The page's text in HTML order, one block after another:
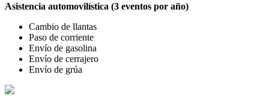
Asistencia automovilística (3 eventos por año)
Cambio de llantas
Paso de corriente
Envío de gasolina
Envío de cerrajero
Envío de grúa